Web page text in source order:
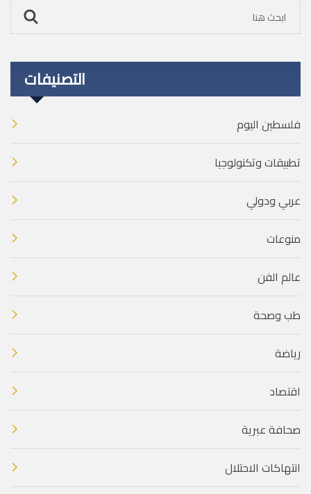
التصنيفات
فلسطين اليوم
تطبيقات وتكنولوجيا
عربي ودولي
منوعات
عالم الفن
طب وصحة
رياضة
اقتصاد
صحافة عبرية
انتهاكات الاحتلال